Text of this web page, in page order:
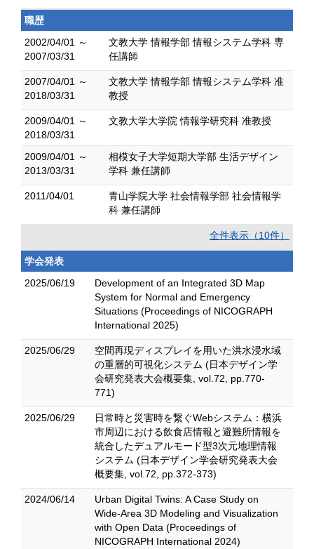
職歴
2002/04/01 ～
2007/03/31
文教大学 情報学部 情報システム学科 専
任講師
2007/04/01 ～
2018/03/31
文教大学 情報学部 情報システム学科 准
教授
2009/04/01 ～
2018/03/31
文教大学大学院 情報学研究科 准教授
2009/04/01 ～
2013/03/31
相模女子大学短期大学部 生活デザイン
学科 兼任講師
2011/04/01
青山学院大学 社会情報学部 社会情報学
科 兼任講師
全件表示（10件）
学会発表
2025/06/19
Development of an Integrated 3D Map
System for Normal and Emergency
Situations (Proceedings of NICOGRAPH
International 2025)
2025/06/29
空間再現ディスプレイを用いた洪水浸水域
の重層的可視化システム (日本デザイン学
会研究発表大会概要集, vol.72, pp.770-
771)
2025/06/29
日常時と災害時を繋ぐWebシステム：横浜
市周辺における飲食店情報と避難所情報を
統合したデュアルモード型3次元地理情報
システム (日本デザイン学会研究発表大会
概要集, vol.72, pp.372-373)
2024/06/14
Urban Digital Twins: A Case Study on
Wide-Area 3D Modeling and Visualization
with Open Data (Proceedings of
NICOGRAPH International 2024)